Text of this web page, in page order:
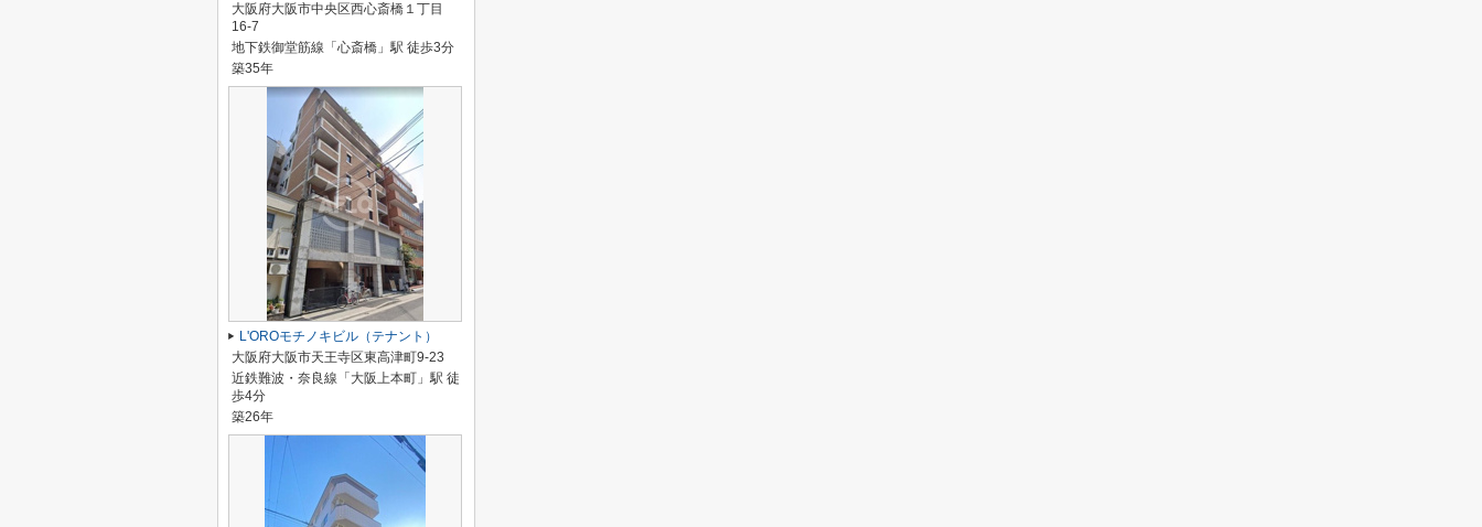
大阪府大阪市中央区西心斎橋１丁目
16-7
地下鉄御堂筋線「心斎橋」駅 徒歩3分
築35年
L'OROモチノキビル（テナント）
大阪府大阪市天王寺区東高津町9-23
近鉄難波・奈良線「大阪上本町」駅 徒
歩4分
築26年